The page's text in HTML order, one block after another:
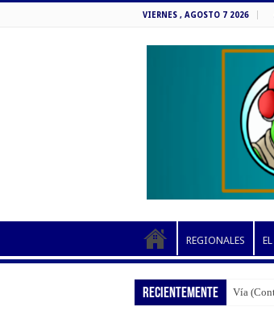
VIERNES , AGOSTO 7 2026
REGIONALES
RECIENTEMENTE Vía